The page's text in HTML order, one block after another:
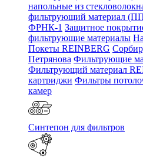
напольные из
фильтрующий материал
ФРНК-1 Защитное
фильтрующие материалы
Покеты REINBERG
Петрянова Фильтрующие
Фильтрующий материал
картриджи Фильтры
камер
Синтепон для фильтров